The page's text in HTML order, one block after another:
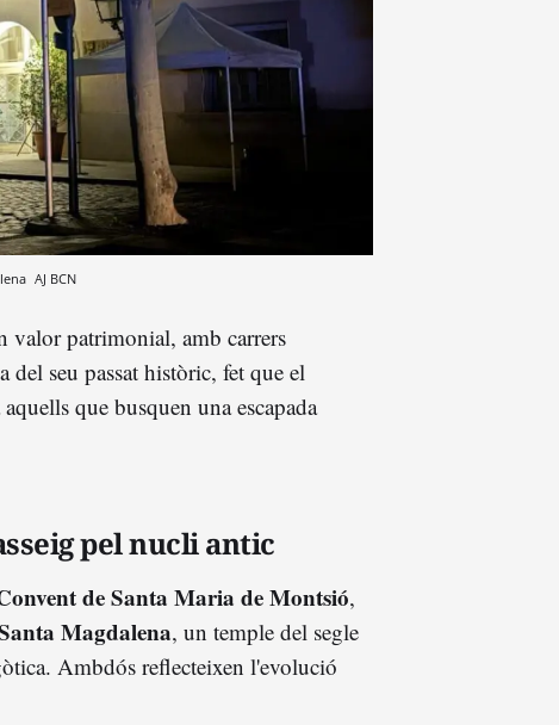
AJ BCN
valor patrimonial, amb carrers
del seu passat històric, fet que el
que busquen una escapada
pel nucli antic
de Santa Maria de Montsió,
Magdalena, un temple del segle
Ambdós reflecteixen l'evolució